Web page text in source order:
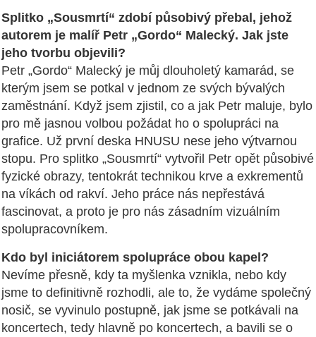
Splitko „Sousmrtí“ zdobí působivý přebal, jehož
autorem je malíř Petr „Gordo“ Malecký. Jak jste
jeho tvorbu objevili?
Petr „Gordo“ Malecký je můj dlouholetý kamarád, se
kterým jsem se potkal v jednom ze svých bývalých
zaměstnání. Když jsem zjistil, co a jak Petr maluje, bylo
pro mě jasnou volbou požádat ho o spolupráci na
grafice. Už první deska HNUSU nese jeho výtvarnou
stopu. Pro splitko „Sousmrtí“ vytvořil Petr opět působivé
fyzické obrazy, tentokrát technikou krve a exkrementů
na víkách od rakví. Jeho práce nás nepřestává
fascinovat, a proto je pro nás zásadním vizuálním
spolupracovníkem.
Kdo byl iniciátorem spolupráce obou kapel?
Nevíme přesně, kdy ta myšlenka vznikla, nebo kdy
jsme to definitivně rozhodli, ale to, že vydáme společný
nosič, se vyvinulo postupně, jak jsme se potkávali na
koncertech, tedy hlavně po koncertech, a bavili se o